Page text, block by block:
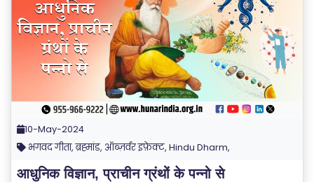
10-May-2024
भगवद गीता, ब्रह्मांड, ऑब्ज़र्वर इफ़ेक्ट, Hindu Dharm,
आधुनिक विज्ञान, प्राचीन ग्रंथों के पन्नो से